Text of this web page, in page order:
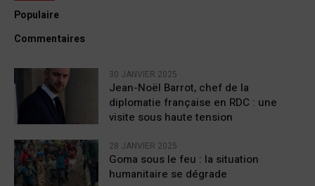
Populaire
Commentaires
30 JANVIER 2025
Jean-Noël Barrot, chef de la
diplomatie française en RDC : une
visite sous haute tension
28 JANVIER 2025
Goma sous le feu : la situation
humanitaire se dégrade